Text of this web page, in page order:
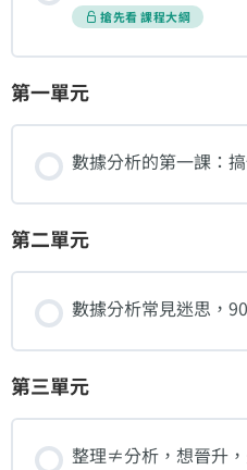
搶先看 課程大綱
第一單元
數據分析的第一課：
第二單元
數據分析常見迷思，
第三單元
整理≠分析，想晉升，